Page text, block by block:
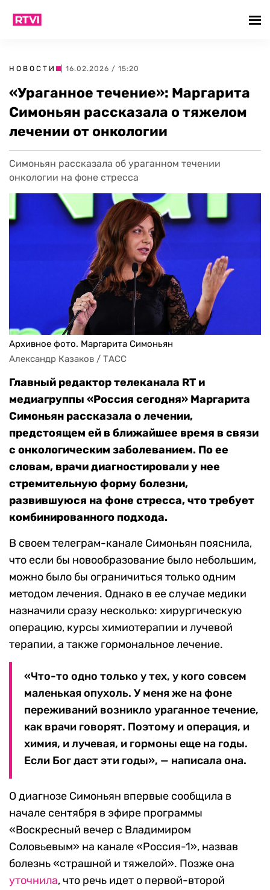
НОВОСТИ | 16.02.2026 / 15:20
«Ураганное течение»: Маргарита
Симоньян рассказала о тяжелом
лечении от онкологии
Симоньян рассказала об ураганном течении
онкологии на фоне стресса
Архивное фото. Маргарита Симоньян
Александр Казаков / ТАСС
Главный редактор телеканала RT и
медиагруппы «Россия сегодня» Маргарита
Симоньян рассказала о лечении,
предстоящем ей в ближайшее время в связи
с онкологическим заболеванием. По ее
словам, врачи диагностировали у нее
стремительную форму болезни,
развившуюся на фоне стресса, что требует
комбинированного подхода.
В своем телеграм-канале Симоньян пояснила,
что если бы новообразование было небольшим,
можно было бы ограничиться только одним
методом лечения. Однако в ее случае медики
назначили сразу несколько: хирургическую
операцию, курсы химиотерапии и лучевой
терапии, а также гормональное лечение.
«Что-то одно только у тех, у кого совсем
маленькая опухоль. У меня же на фоне
переживаний возникло ураганное течение,
как врачи говорят. Поэтому и операция, и
химия, и лучевая, и гормоны еще на годы.
Если Бог даст эти годы», — написала она.
О диагнозе Симоньян впервые сообщила в
начале сентября в эфире программы
«Воскресный вечер с Владимиром
Соловьевым» на канале «Россия-1», назвав
болезнь «страшной и тяжелой». Позже она
уточнила, что речь идет о первой-второй